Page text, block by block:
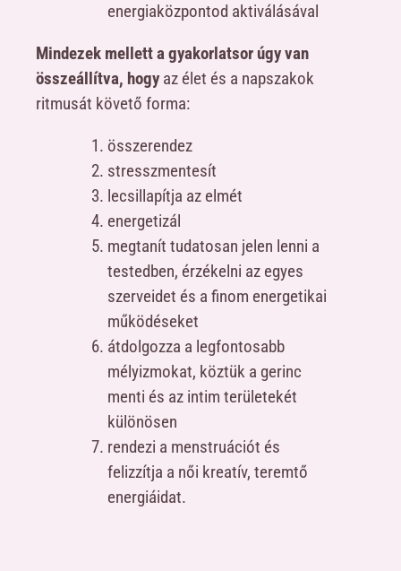
energiaközpontod aktiválásával
Mindezek mellett a gyakorlatsor úgy van
összeállítva, hogyaz élet és a napszakok
ritmusát követő forma:
összerendez
stresszmentesít
lecsillapítja az elmét
energetizál
megtanít tudatosan jelen lenni a
testedben, érzékelni az egyes
szerveidet és a finom energetikai
működéseket
átdolgozza a legfontosabb
mélyizmokat, köztük a gerinc
menti és az intim területekét
különösen
rendezi a menstruációt és
felizzítja a női kreatív, teremtő
energiáidat.